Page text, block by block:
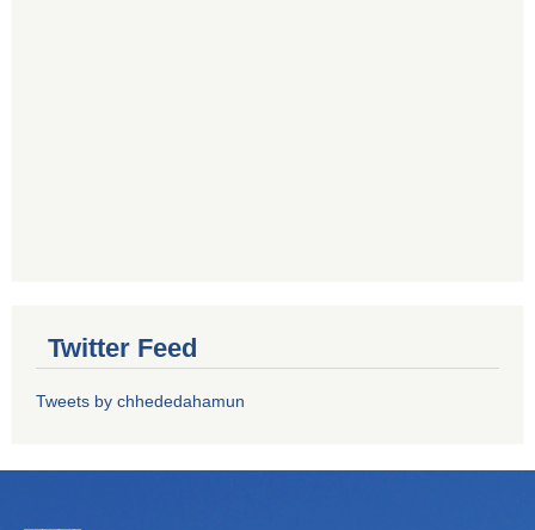
Twitter Feed
Tweets by chhededahamun